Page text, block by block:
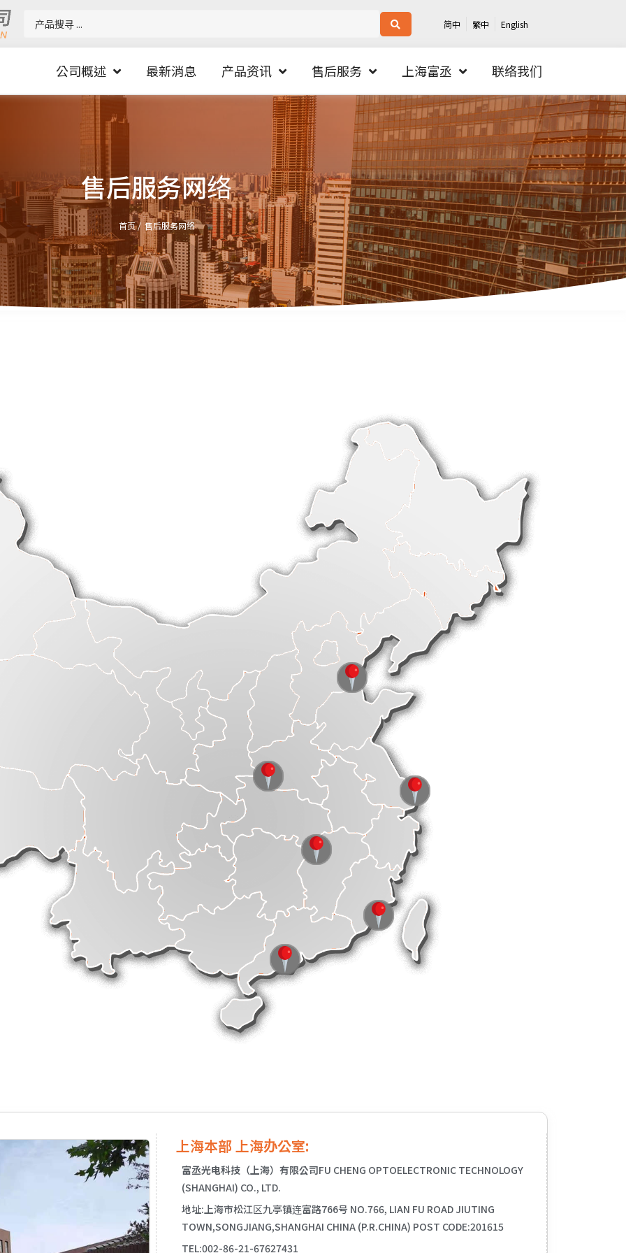
简中 繁中 English
公司概述 最新消息 产品资讯 售后服务 上海富丞 联络我们
售后服务网络
首页 / 售后服务网络
上海本部 上海办公室:
富丞光电科技（上海）有限公司FU CHENG OPTOELECTRONIC TECHNOLOGY
(SHANGHAI) CO., LTD.
地址:上海市松江区九亭镇连富路766号 NO.766, LIAN FU ROAD JIUTING
TOWN,SONGJIANG,SHANGHAI CHINA (P.R.CHINA) POST CODE:201615
TEL:002-86-21-67627431